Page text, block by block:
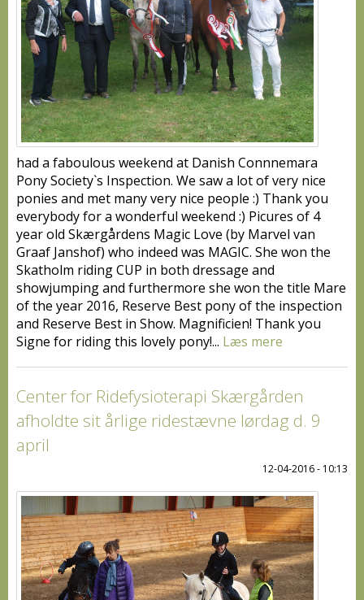
had a faboulous weekend at Danish Connnemara
Pony Society`s Inspection. We saw a lot of very nice
ponies and met many very nice people :) Thank you
everybody for a wonderful weekend :) Picures of 4
year old Skærgårdens Magic Love (by Marvel van
Graaf Janshof) who indeed was MAGIC. She won the
Skatholm riding CUP in both dressage and
showjumping and furthermore she won the title Mare
of the year 2016, Reserve Best pony of the inspection
and Reserve Best in Show. Magnificien! Thank you
Signe for riding this lovely pony!... Læs mere
Center for Ridefysioterapi Skærgården
afholdte sit årlige ridestævne lørdag d. 9
april
12-04-2016 - 10:13